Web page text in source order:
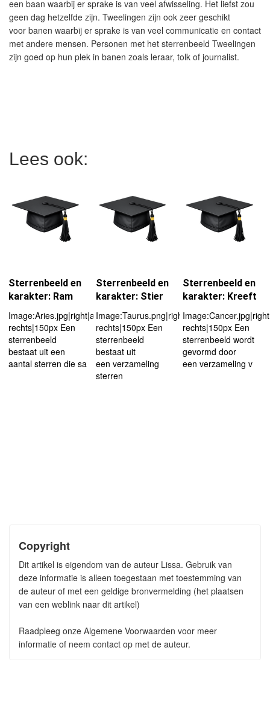
een baan waarbij er sprake is van veel afwisseling. Het liefst zou
geen dag hetzelfde zijn. Tweelingen zijn ook zeer geschikt
voor banen waarbij er sprake is van veel communicatie en contact
met andere mensen. Personen met het sterrenbeeld Tweelingen
zijn goed op hun plek in banen zoals leraar, tolk of journalist.
Lees ook:
Sterrenbeeld en
karakter: Ram
Image:Aries.jpg|right|afbeelding
rechts|150px Een
sterrenbeeld
bestaat uit een
aantal sterren die sa
Sterrenbeeld en
karakter: Stier
Image:Taurus.png|right|afbeelding
rechts|150px Een
sterrenbeeld
bestaat uit
een verzameling
sterren
Sterrenbeeld en
karakter: Kreeft
rechts|150px Een
sterrenbeeld wordt
gevormd door
een verzameling v
Copyright
Dit artikel is eigendom van de auteur Lissa. Gebruik van
deze informatie is alleen toegestaan met toestemming van
de auteur of met een geldige bronvermelding (het plaatsen
van een weblink naar dit artikel)
Raadpleeg onze Algemene Voorwaarden voor meer
informatie of neem contact op met de auteur.